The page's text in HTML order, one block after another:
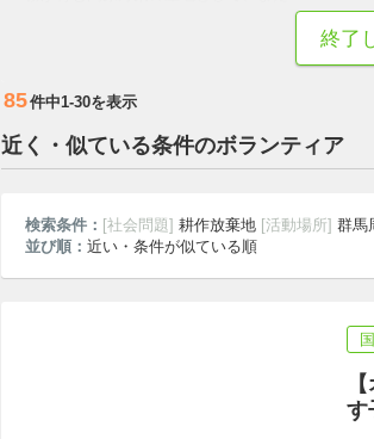
活
終了
85件中1-30を表示
近く・似ている条件のボランティア
検索条件： [社会問題] 耕作放棄地 [活動場所] 群馬
並び順： 近い・条件が似ている順
す